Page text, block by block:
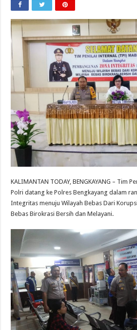
KALIMANTAN TODAY, BENGKAYANG – Tim
Polri datang ke Polres Bengkayang dalam
Integritas menuju Wilayah Bebas Dari
Bebas Birokrasi Bersih dan Melayani.